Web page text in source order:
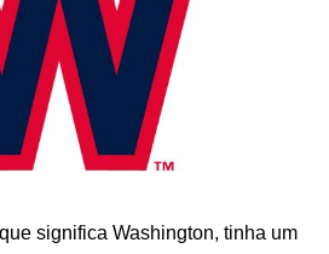
significa Washington, tinha um